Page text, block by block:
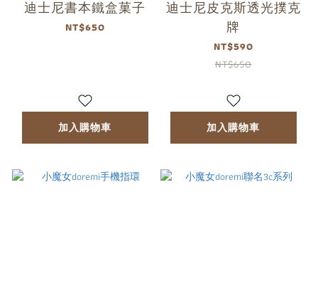
迪士尼書本鐵盒菓子
NT$650
加入購物車
迪士尼皮克斯透光撲克
牌
NT$590
NT$650
加入購物車